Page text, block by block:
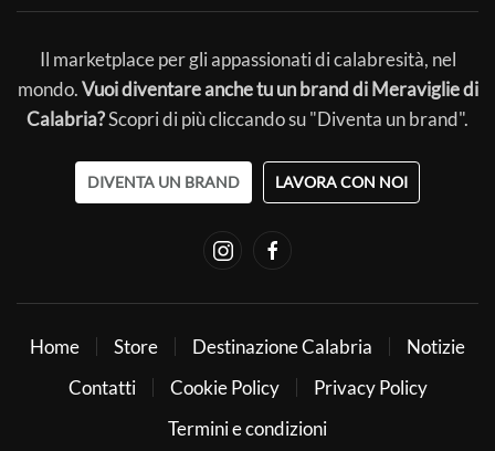
Il marketplace per gli appassionati di calabresità, nel
mondo.Vuoi diventare anche tu un brand di Meraviglie di
Calabria?Scopri di più cliccando su "Diventa un brand".
DIVENTA UN BRAND LAVORA CON NOI
Home Store Destinazione Calabria
Notizie
Contatti
Cookie Policy
Privacy Policy
Termini e condizioni